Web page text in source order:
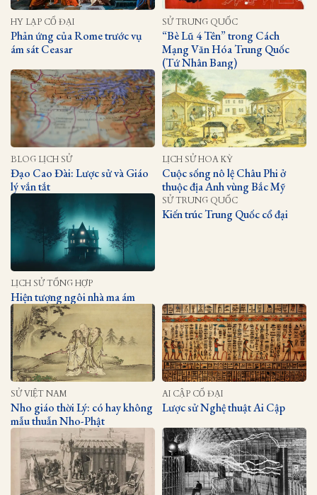
HY LẠP CỔ ĐẠI
Phản ứng của Rome trước vụ
ám sát Ceasar
SỬ TRUNG QUỐC
“Bè Lũ 4 Tên” trong Cách
Mạng Văn Hóa Trung Quốc
(Tứ Nhân Bang)
BLOG LỊCH SỬ
Đạo Cao Đài: Lược sử và Giáo
lý vắn tắt
LỊCH SỬ HOA KỲ
Cuộc sống nô lệ Châu Phi ở
thuộc địa Anh vùng Bắc Mỹ
LỊCH SỬ TỔNG HỢP
Hiện tượng ngôi nhà ma ám
SỬ TRUNG QUỐC
Kiến trúc Trung Quốc cổ đại
SỬ VIỆT NAM
Nho giáo thời Lý: có hay không
mẫu thuẫn Nho-Phật
AI CẬP CỔ ĐẠI
Lược sử Nghệ thuật Ai Cập